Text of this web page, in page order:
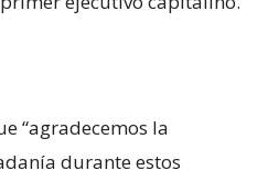
“agradecemos la
durante estos